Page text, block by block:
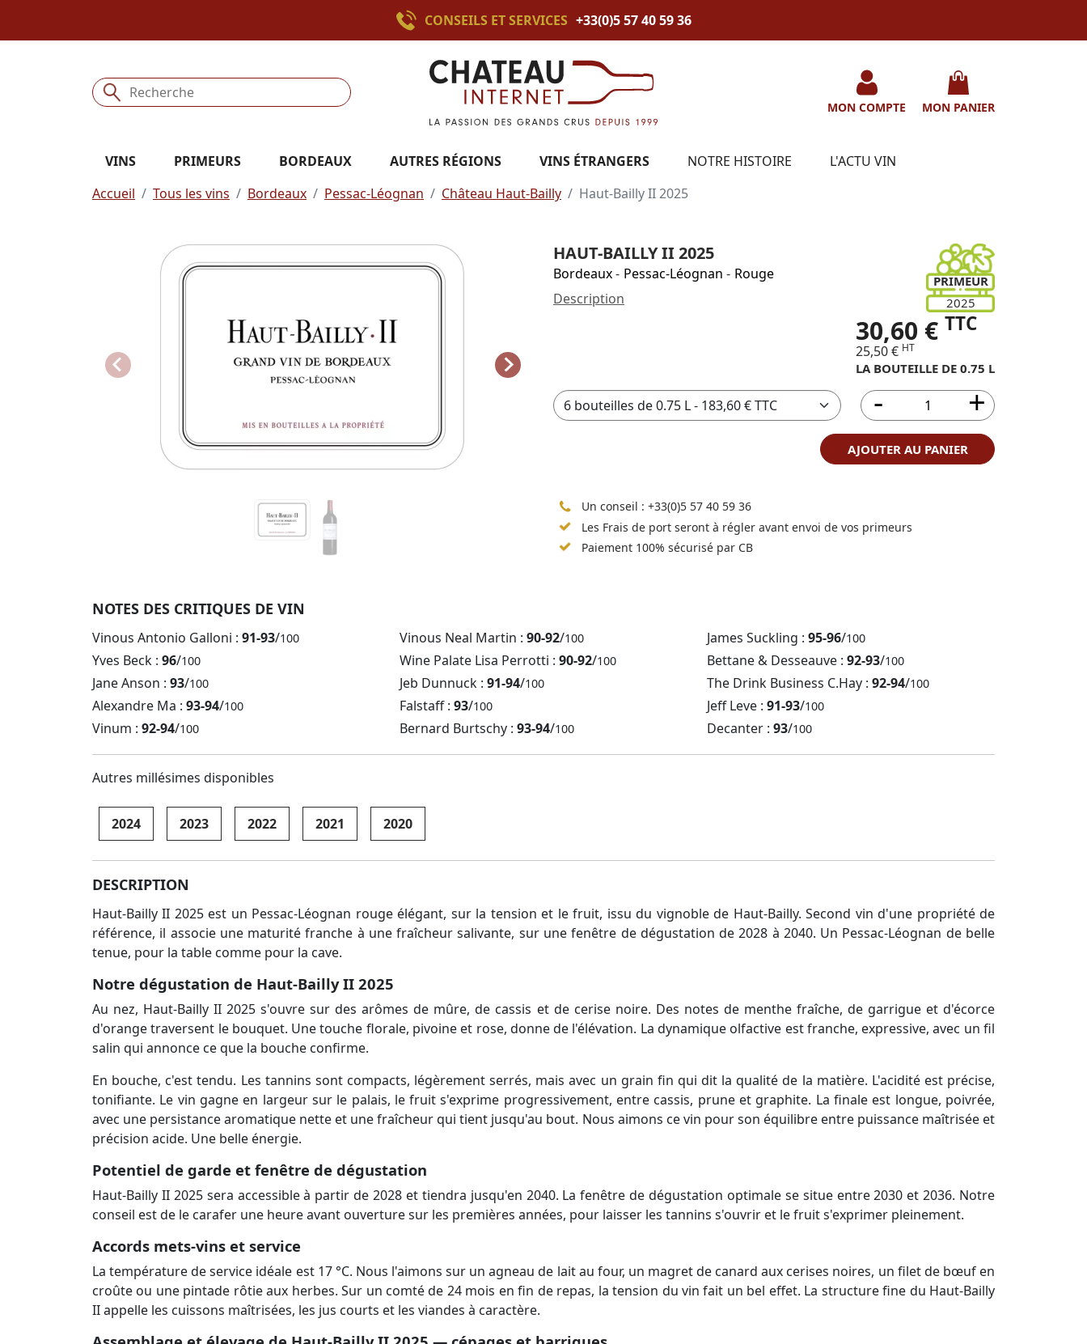
CONSEILS ET SERVICES +33(0)5 57 40 59 36
MON COMPTE MON PANIER
VINS PRIMEURS BORDEAUX AUTRES RÉGIONS VINS ÉTRANGERS NOTRE HISTOIRE
L'ACTU VIN
Accueil
Tous les vins Bordeaux Pessac-Léognan Château Haut-Bailly Haut-Bailly II 2025
HAUT-BAILLY II 2025
Bordeaux- Pessac-Léognan - Rouge
PRIMEUR
2025
Description
30,60 € TTC
25,50 € HT
LA BOUTEILLE DE 0.75 L
AJOUTER AU PANIER
Un conseil : +33(0)5 57 40 59 36
Les Frais de port seront à régler avant envoi de vos primeurs
Paiement 100% sécurisé par CB
NOTES DES CRITIQUES DE VIN
Vinous Antonio Galloni : 91-93/100 Vinous Neal Martin : 90-92/100 James Suckling : 95-96/100
Yves Beck : 96/100 Wine Palate Lisa Perrotti : 90-92/100 Bettane & Desseauve : 92-93/100
Jane Anson : 93/100 Jeb Dunnuck : 91-94/100 The Drink Business C.Hay : 92-94/100
Alexandre Ma : 93-94/100 Falstaff : 93/100 Jeff Leve : 91-93/100
Vinum : 92-94/100 Bernard Burtschy : 93-94/100 Decanter : 93/100
Autres millésimes disponibles
2024 2023 2022 2021 2020
DESCRIPTION
Haut-Bailly II 2025 est un Pessac-Léognan rouge élégant, sur la tension et le fruit, issu du vignoble de Haut-Bailly. Second vin d'une propriété de
référence, il associe une maturité franche à une fraîcheur salivante, sur une fenêtre de dégustation de 2028 à 2040. Un Pessac-Léognan de belle
tenue, pour la table comme pour la cave.
Notre dégustation de Haut-Bailly II 2025
Au nez, Haut-Bailly II 2025 s'ouvre sur des arômes de mûre, de cassis et de cerise noire. Des notes de menthe fraîche, de garrigue et d'écorce
d'orange traversent le bouquet. Une touche florale, pivoine et rose, donne de l'élévation. La dynamique olfactive est franche, expressive, avec un fil
salin qui annonce ce que la bouche confirme.
En bouche, c'est tendu. Les tannins sont compacts, légèrement serrés, mais avec un grain fin qui dit la qualité de la matière. L'acidité est précise,
tonifiante. Le vin gagne en largeur sur le palais, le fruit s'exprime progressivement, entre cassis, prune et graphite. La finale est longue, poivrée,
avec une persistance aromatique nette et une fraîcheur qui tient jusqu'au bout. Nous aimons ce vin pour son équilibre entre puissance maîtrisée et
précision acide. Une belle énergie.
Potentiel de garde et fenêtre de dégustation
Haut-Bailly II 2025 sera accessible à partir de 2028 et tiendra jusqu'en 2040. La fenêtre de dégustation optimale se situe entre 2030 et 2036. Notre
conseil est de le carafer une heure avant ouverture sur les premières années, pour laisser les tannins s'ouvrir et le fruit s'exprimer pleinement.
Accords mets-vins et service
La température de service idéale est 17 °C. Nous l'aimons sur un agneau de lait au four, un magret de canard aux cerises noires, un filet de bœuf en
croûte ou une pintade rôtie aux herbes. Sur un comté de 24 mois en fin de repas, la tension du vin fait un bel effet. La structure fine du Haut-Bailly
II appelle les cuissons maîtrisées, les jus courts et les viandes à caractère.